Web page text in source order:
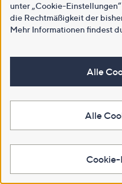
unter „Cookie-
die Rechtmäßigkeit der
Mehr Informationen findest
Alle
Alle